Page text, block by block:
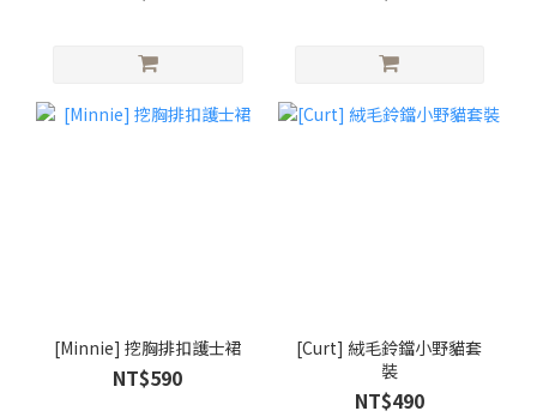
[Minnie] 挖胸排扣護士裙
NT$590
[Curt] 絨毛鈴鐺小野貓套
裝
NT$490